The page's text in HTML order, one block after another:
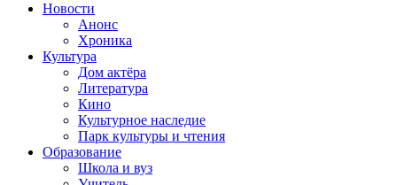
Новости
Анонс
Хроника
Культура
Дом актёра
Литература
Кино
Культурное наследие
Парк культуры и чтения
Образование
Школа и вуз